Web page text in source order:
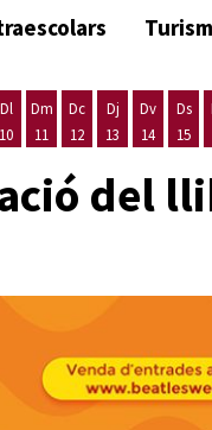
Dl
10
Dm
11
Dc
12
Dj
13
Dv
14
Ds
15
del